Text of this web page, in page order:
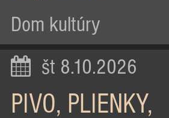
Dom kultúry
št 8.10.2026
PIVO, PLIENKY,